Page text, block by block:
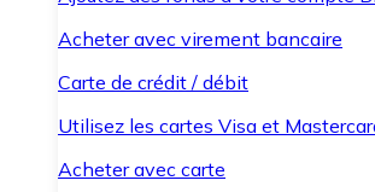
Acheter avec virement bancaire
Carte de crédit / débit
Utilisez les cartes Visa et
Acheter avec carte